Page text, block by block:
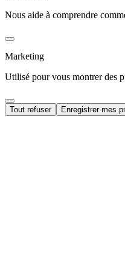
Nous aide à comprendre
Marketing
Utilisé pour vous montrer des
Tout refuser Enregistrer mes